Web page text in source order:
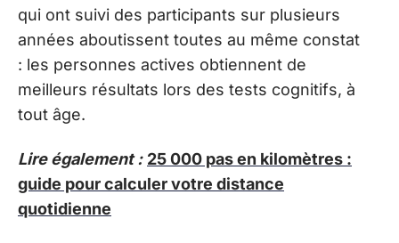
qui ont suivi des participants sur plusieurs
années aboutissent toutes au même constat
: les personnes actives obtiennent de
meilleurs résultats lors des tests cognitifs, à
tout âge.
Lire également : 25 000 pas en kilomètres :
guide pour calculer votre distance
quotidienne